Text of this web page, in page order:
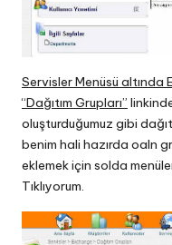
Servisler Menüsü altında
“Dağıtım Grupları”
oluşturduğumuz gibi
benim hali hazırda oaln
eklemek için solda
Tıklıyorum.